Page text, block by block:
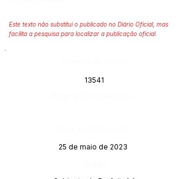
Este texto não substitui o publicado no Diário Oficial, mas
facilita a pesquisa para localizar a publicação oficial.
13541
25 de maio de 2023